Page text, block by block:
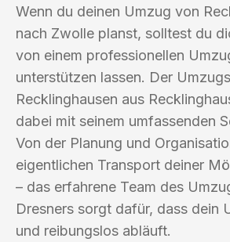
Wenn du deinen Umzug von
nach Zwolle planst, solltest du
von einem professionellen
unterstützen lassen. Der
Recklinghausen aus
dabei mit seinem umfassenden
Von der Planung und
eigentlichen Transport deiner
– das erfahrene Team des
Dresners sorgt dafür, dass dein
und reibungslos abläuft.